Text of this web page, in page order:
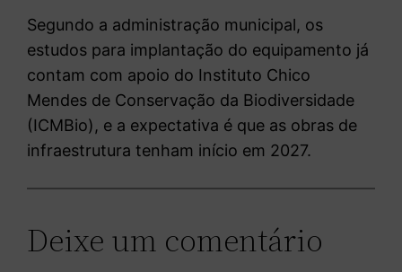
Segundo a administração municipal, os
estudos para implantação do equipamento já
contam com apoio do Instituto Chico
Mendes de Conservação da Biodiversidade
(ICMBio), e a expectativa é que as obras de
infraestrutura tenham início em 2027.
Deixe um comentário